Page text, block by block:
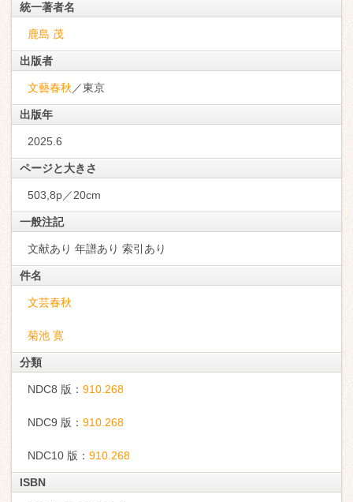
統一著者名
鹿島 茂
出版者
文藝春秋 ／東京
出版年
2025.6
ページと大きさ
503,8p／20cm
一般注記
文献あり 年譜あり 索引あり
件名
文芸春秋
菊池 寛
分類
NDC8 版： 910.268
NDC9 版： 910.268
NDC10 版： 910.268
ISBN